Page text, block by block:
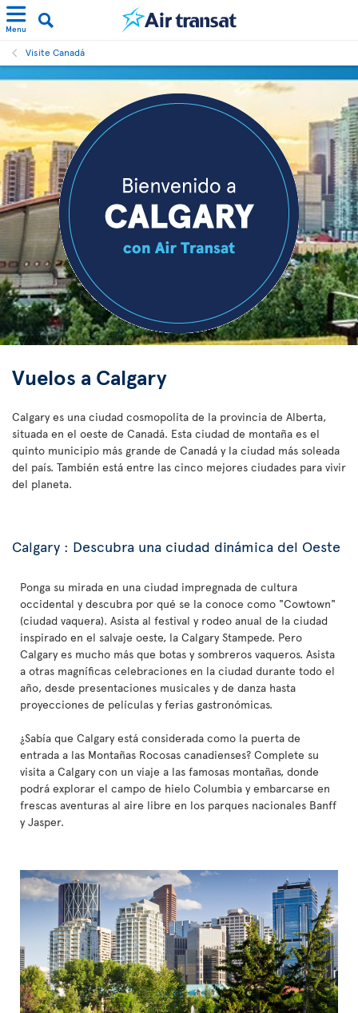
Menu
Visite Canadá
Vuelos a Calgary
Calgary es una ciudad cosmopolita de la provincia de Alberta,
situada en el oeste de Canadá. Esta ciudad de montaña es el
quinto municipio más grande de Canadá y la ciudad más soleada
del país. También está entre las cinco mejores ciudades para vivir
del planeta.
Calgary : Descubra una ciudad dinámica del Oeste
Ponga su mirada en una ciudad impregnada de cultura
occidental y descubra por qué se la conoce como "Cowtown"
(ciudad vaquera). Asista al festival y rodeo anual de la ciudad
inspirado en el salvaje oeste, la Calgary Stampede. Pero
Calgary es mucho más que botas y sombreros vaqueros. Asista
a otras magníficas celebraciones en la ciudad durante todo el
año, desde presentaciones musicales y de danza hasta
proyecciones de películas y ferias gastronómicas.
¿Sabía que Calgary está considerada como la puerta de
entrada a las Montañas Rocosas canadienses? Complete su
visita a Calgary con un viaje a las famosas montañas, donde
podrá explorar el campo de hielo Columbia y embarcarse en
frescas aventuras al aire libre en los parques nacionales Banff
y Jasper.